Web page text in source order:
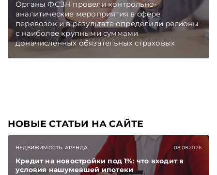
Органы ФСЗН провели контрольно-
аналитические мероприятия в сфере
перевозок и в результате определили регионы
с наиболее крупными суммами
доначисленных обязательных страховых
НОВЫЕ СТАТЬИ НА САЙТЕ
НЕДВИЖИМОСТЬ. АРЕНДА 08.08.2026
Кредит на новостройки под 1%: что входит в
условия нашумевшей ипотеки